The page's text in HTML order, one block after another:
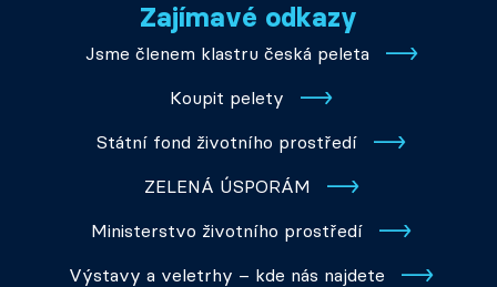
Zajímavé odkazy
Jsme členem klastru česká peleta
Koupit pelety
Státní fond životního prostředí
ZELENÁ ÚSPORÁM
Ministerstvo životního prostředí
Výstavy a veletrhy – kde nás najdete